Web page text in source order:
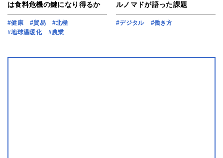
は食料危機の鍵になり得るか
#健康 #貿易
#北極
#地球温暖化
#農業
ルノマドが語った課題
#デジタル #働き方